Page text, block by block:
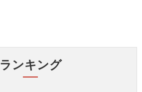
ランキング